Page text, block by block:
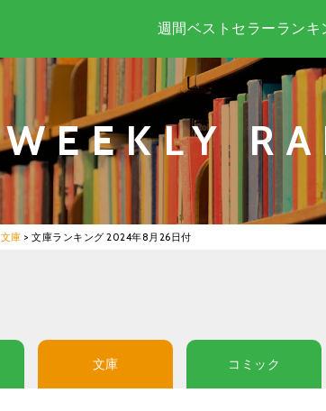
週間ベストセラーランキ
WEEKLY
文庫 > 文庫ランキング 2024年8月26日付
文庫 コミック